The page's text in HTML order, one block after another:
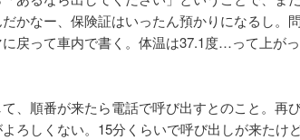
かなー、保険証はいったん預かりになるし。
戻って車内で書く。体温は37.1度…って上が
、順番が来たら電話で呼び出すとのこと。再
ろしくない。15分くらいで呼び出しが来たけ